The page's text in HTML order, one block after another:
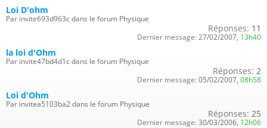
Loi D'ohm
Par invite693d963c dans le forum Physique
Réponses: 11
Dernier message: 27/02/2007, 13h40
la loi d'Ohm
Par invite47bd4d1c dans le forum Physique
Réponses: 2
Dernier message: 05/02/2007, 08h58
Loi d'Ohm
Par invitea5103ba2 dans le forum Physique
Réponses: 25
Dernier message: 30/03/2006, 12h06